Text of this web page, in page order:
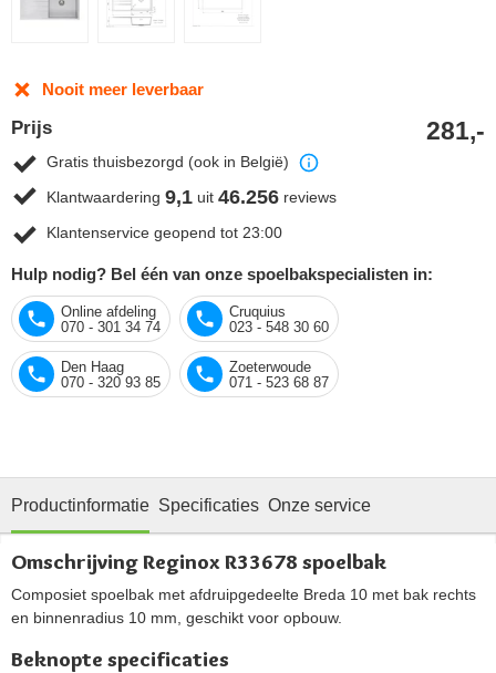
Nooit meer leverbaar
Prijs 281,-
Gratis thuisbezorgd (ook in België)
Klantwaardering 9,1 uit 46.256 reviews
Klantenservice geopend tot 23:00
Hulp nodig? Bel één van onze spoelbakspecialisten in:
Online afdeling
070 - 301 34 74
Cruquius
023 - 548 30 60
Den Haag
070 - 320 93 85
Zoeterwoude
071 - 523 68 87
Productinformatie Specificaties Onze service
Omschrijving Reginox R33678 spoelbak
Composiet spoelbak met afdruipgedeelte Breda 10 met bak rechts
en binnenradius 10 mm, geschikt voor opbouw.
Beknopte specificaties